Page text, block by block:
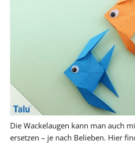
Die Wackelaugen kann man auch
ersetzen – je nach Belieben. Hier